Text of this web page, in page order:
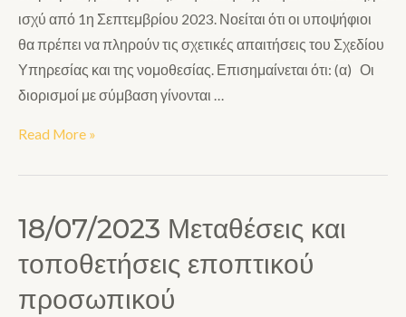
ισχύ από 1η Σεπτεμβρίου 2023. Νοείται ότι οι υποψήφιοι
θα πρέπει να πληρούν τις σχετικές απαιτήσεις του Σχεδίου
Υπηρεσίας και της νομοθεσίας. Επισημαίνεται ότι: (α) Οι
διορισμοί με σύμβαση γίνονται …
Read More »
18/07/2023 Μεταθέσεις και
τοποθετήσεις εποπτικού
προσωπικού